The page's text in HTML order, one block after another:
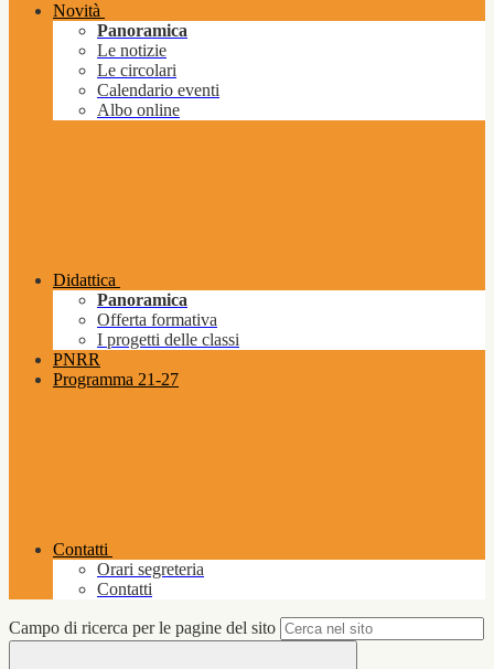
Novità
Panoramica
Le notizie
Le circolari
Calendario eventi
Albo online
Didattica
Panoramica
Offerta formativa
I progetti delle classi
PNRR
Programma 21-27
Contatti
Orari segreteria
Contatti
Campo di ricerca per le pagine del sito